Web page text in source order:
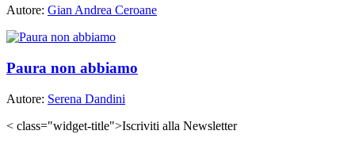
Autore: Gian Andrea Ceroane
Paura non abbiamo
Autore: Serena Dandini
< class="widget-title">Iscriviti alla Newsletter